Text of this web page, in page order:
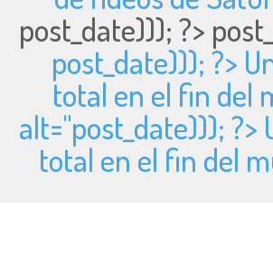
post_date))); ?>
post_date))); ?>
total en el fin del
alt="post_date))); ?>
total en el fin del